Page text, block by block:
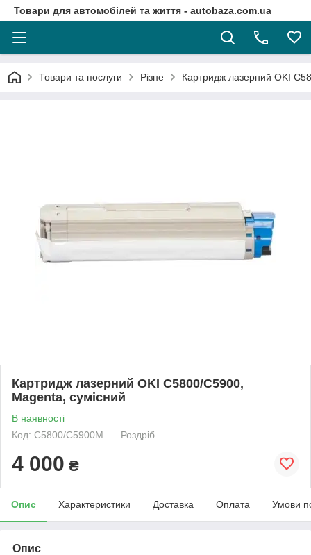
Товари для автомобілей та життя - autobaza.com.ua
Товари та послуги Різне Картридж лазерний OKI
Картридж лазерний OKI C5800/C5900,
Magenta, сумісний
В наявності
Код: C5800/C5900M
Роздріб
4 000 ₴
Опис Характеристики Доставка Оплата Умови
Опис